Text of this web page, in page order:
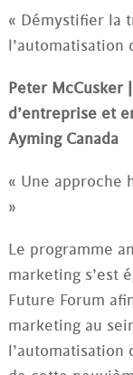
« Démystifier la
l’automatisation
Peter McCusker
d’entreprise et
Ayming Canada
« Une approche
»
Le programme
marketing s’est
Future Forum
marketing au
l’automatisation